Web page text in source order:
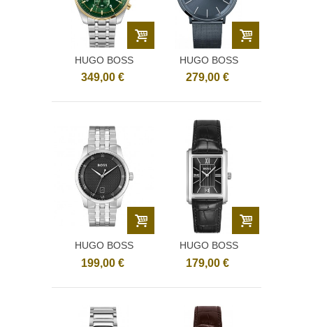
HUGO BOSS
1514195
349,00 €
HUGO BOSS
1513827
279,00 €
HUGO BOSS
1514123
199,00 €
HUGO BOSS
1514277
179,00 €